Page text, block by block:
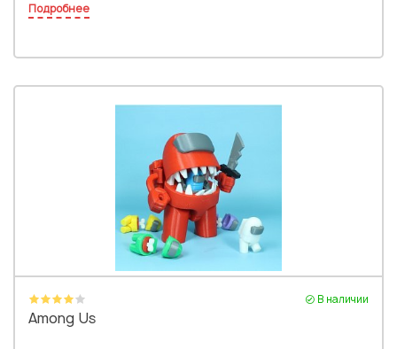
Подробнее
В наличии
Among Us